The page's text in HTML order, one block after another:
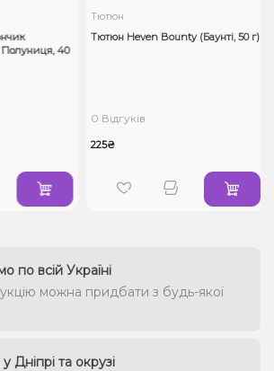
40
Тютюн
Тютюн Heven Bounty (Баунті, 50 г)
0 Відгуків
225₴
по всій Україні
можна придбати з будь-якої
Дніпрі та окрузі